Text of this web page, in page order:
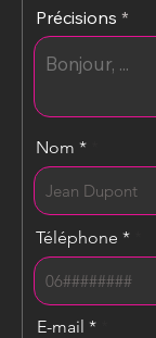
Précisions
Nom *
Téléphone *
E-mail *